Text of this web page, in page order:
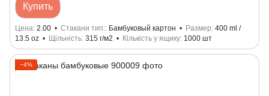
Купить
Цена 2.00 Стакани тип: Бамбуковый картон Размер 400 ml /
13.5 oz
Щільність 315 г/м2 Кількість у ящику 1000 шт
−4%